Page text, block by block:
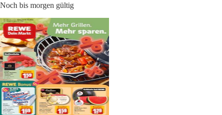
Noch bis morgen gültig